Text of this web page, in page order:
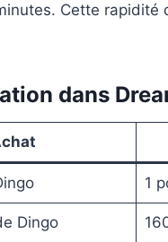
Cette
dans
1
Dingo